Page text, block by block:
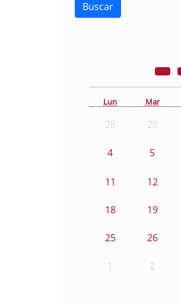
Lun Mar
28 29
4 5
11 12
18 19
25 26
1 2